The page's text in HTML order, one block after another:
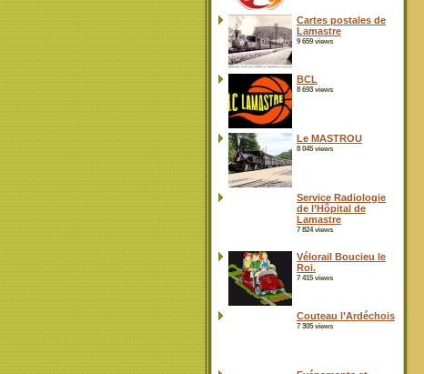
Cartes postales de
Lamastre
9 659 views
BCL
8 693 views
Le MASTROU
8 045 views
Service Radiologie
de l’Hôpital de
Lamastre
7 824 views
Vélorail Boucieu le
Roi.
7 415 views
Couteau l’Ardéchois
7 305 views